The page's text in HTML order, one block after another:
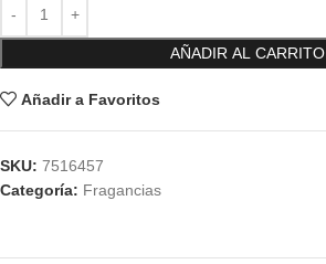
AÑADIR AL CARRITO
Añadir a Favoritos
SKU: 7516457
Categoría: Fragancias